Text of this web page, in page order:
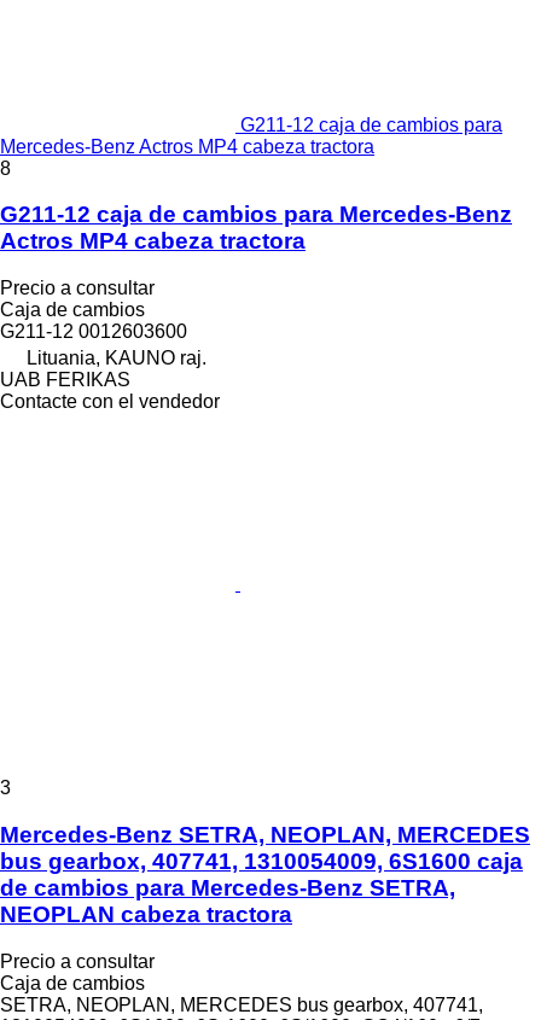
G211-12 caja de cambios para
Mercedes-Benz Actros MP4 cabeza tractora
8
G211-12 caja de cambios para Mercedes-Benz
Actros MP4 cabeza tractora
Precio a consultar
Caja de cambios
G211-12 0012603600
Lituania, KAUNO raj.
UAB FERIKAS
Contacte con el vendedor
3
Mercedes-Benz SETRA, NEOPLAN, MERCEDES
bus gearbox, 407741, 1310054009, 6S1600 caja
de cambios para Mercedes-Benz SETRA,
NEOPLAN cabeza tractora
Precio a consultar
Caja de cambios
SETRA, NEOPLAN, MERCEDES bus gearbox, 407741,